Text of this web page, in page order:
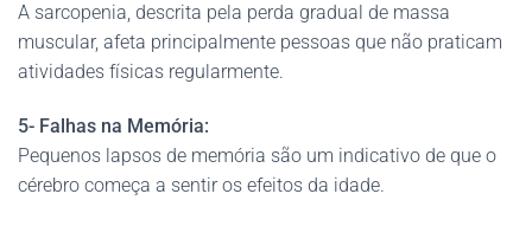
A sarcopenia, descrita pela perda gradual de massa
muscular, afeta principalmente pessoas que não praticam
atividades físicas regularmente.
5- Falhas na Memória:
Pequenos lapsos de memória são um indicativo de que o
cérebro começa a sentir os efeitos da idade.